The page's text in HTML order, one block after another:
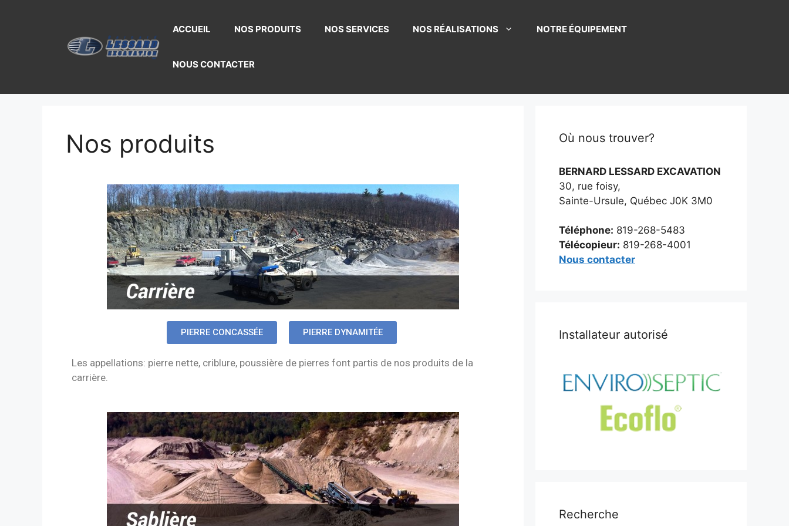
ACCUEIL NOS PRODUITS NOS SERVICES NOS RÉALISATIONS NOTRE ÉQUIPEMENT
NOUS CONTACTER
Nos produits
PIERRE CONCASSÉE PIERRE DYNAMITÉE
Les appellations: pierre nette, criblure, poussière de pierres font partis de nos produits de la
carrière.
Où nous trouver?
BERNARD LESSARD EXCAVATION
30, rue foisy,
Sainte-Ursule, Québec J0K 3M0
Téléphone: 819-268-5483
Télécopieur: 819-268-4001
Nous contacter
Installateur autorisé
Recherche